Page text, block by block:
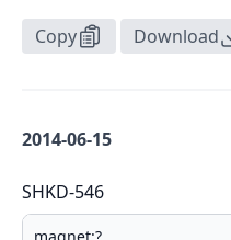
Copy Download
2014-06-15
SHKD-546